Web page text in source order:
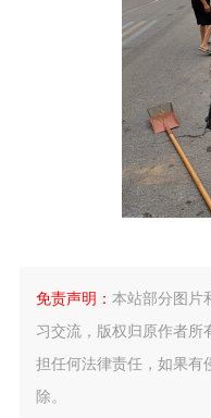
免责声明： 本站部分图片
习交流，版权归原作者所
担任何法律责任，如果有
除。